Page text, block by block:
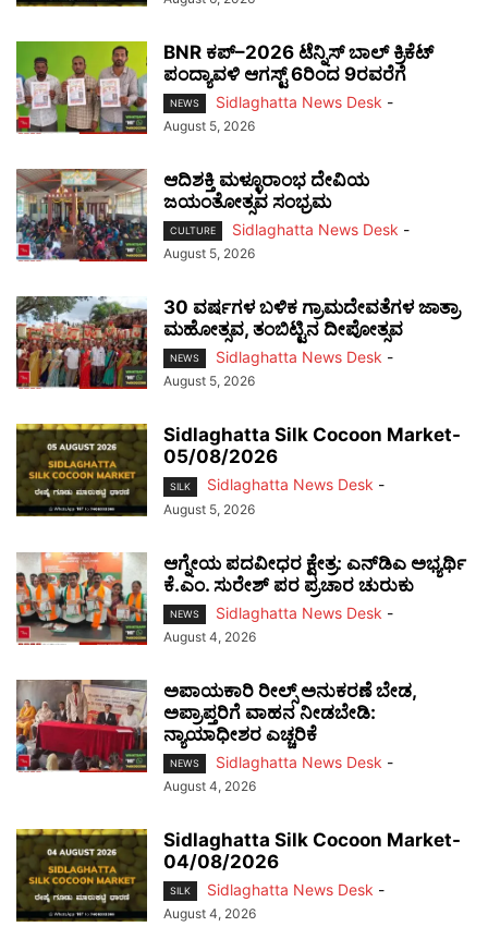
BNR ಕಪ್–2026 ಟೆನ್ನಿಸ್ ಬಾಲ್ ಕ್ರಿಕೆಟ್
ಪಂದ್ಯಾವಳಿ ಆಗಸ್ಟ್ 6ರಿಂದ 9ರವರೆಗೆ
NEWS Sidlaghatta News Desk -
August 5, 2026
ಆದಿಶಕ್ತಿ ಮಳ್ಳೂರಾಂಭ ದೇವಿಯ
ಜಯಂತೋತ್ಸವ ಸಂಭ್ರಮ
CULTURE Sidlaghatta News Desk -
August 5, 2026
30 ವರ್ಷಗಳ ಬಳಿಕ ಗ್ರಾಮದೇವತೆಗಳ ಜಾತ್ರಾ
ಮಹೋತ್ಸವ, ತಂಬಿಟ್ಟಿನ ದೀಪೋತ್ಸವ
NEWS Sidlaghatta News Desk -
August 5, 2026
Sidlaghatta Silk Cocoon Market-
05/08/2026
SILK Sidlaghatta News Desk -
August 5, 2026
ಆಗ್ನೇಯ ಪದವೀಧರ ಕ್ಷೇತ್ರ: ಎನ್‌ಡಿಎ ಅಭ್ಯರ್ಥಿ
ಕೆ.ಎಂ. ಸುರೇಶ್ ಪರ ಪ್ರಚಾರ ಚುರುಕು
NEWS Sidlaghatta News Desk -
August 4, 2026
ಅಪಾಯಕಾರಿ ರೀಲ್ಸ್ ಅನುಕರಣೆ ಬೇಡ,
ಅಪ್ರಾಪ್ತರಿಗೆ ವಾಹನ ನೀಡಬೇಡಿ:
ನ್ಯಾಯಾಧೀಶರ ಎಚ್ಚರಿಕೆ
NEWS Sidlaghatta News Desk -
August 4, 2026
Sidlaghatta Silk Cocoon Market-
04/08/2026
SILK Sidlaghatta News Desk -
August 4, 2026